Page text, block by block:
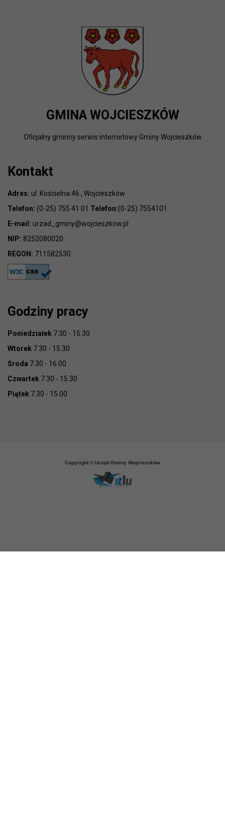
GMINA WOJCIESZKÓW
Oficjalny gminny serwis internetowy Gminy Wojcieszków
Kontakt
Adres: ul. Kościelna 46 , Wojcieszków
Telefon: (0-25) 755 41 01 Telefon:(0-25) 7554101
E-mail: urzad_gminy@wojcieszkow.pl
NIP: 8252080020
REGON: 711582530
Godziny pracy
Poniedziałek 7.30 - 15.30
Wtorek 7.30 - 15.30
Środa 7.30 - 16.00
Czwartek 7.30 - 15.30
Piątek 7.30 - 15.00
Copyright © Urząd Gminy Wojcieszków